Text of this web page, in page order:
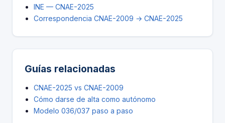
INE — CNAE-2025
Correspondencia CNAE-2009 → CNAE-2025
Guías relacionadas
CNAE-2025 vs CNAE-2009
Cómo darse de alta como autónomo
Modelo 036/037 paso a paso